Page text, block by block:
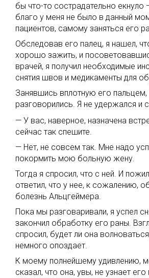
бы что-то сострадательно екнуло
благо у меня не было в данный
пациентов, самому заняться его
Обследовав его палец, я нашел,
хорошо зажить, и
врачей, я получил необходимые
снятия швов и медикаменты для
Занявшись вплотную его
разговорились. Я не удержался и
— У вас, наверное, назначена
сейчас так спешите.
— Нет, не совсем так. Мне надо
покормить мою больную жену.
Тогда я спросил, что с ней. И
ответил, что у нее, к сожалению,
болезнь Альцгеймера.
Пока мы разговаривали, я успел
закончил обработку его раны.
спросил, будет ли она
немного опоздает.
К моему полнейшему удивлению,
сказал, что она, увы, не узнает его